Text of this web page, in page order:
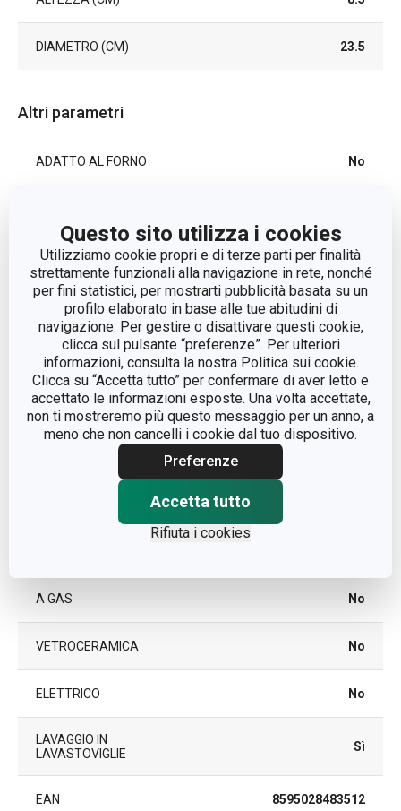
Questo sito utilizza i cookies
Utilizziamo cookie propri e di terze parti per finalità
strettamente funzionali alla navigazione in rete, nonché
per fini statistici, per mostrarti pubblicità basata su un
profilo elaborato in base alle tue abitudini di
navigazione. Per gestire o disattivare questi cookie,
clicca sul pulsante “preferenze”. Per ulteriori
informazioni, consulta la nostra Politica sui cookie.
Clicca su “Accetta tutto” per confermare di aver letto e
accettato le informazioni esposte. Una volta accettate,
non ti mostreremo più questo messaggio per un anno, a
meno che non cancelli i cookie dal tuo dispositivo.
Preferenze
Accetta tutto
Rifiuta i cookies
DIAMETRO (CM) 23.5
Altri parametri
ADATTO AL FORNO No
ADATTO AL
FRIGORIFERO
Sì
CATEGORIA
pentolame per
microonde
LINEA DI PRODOTTO PURITY MicroWave
plastica con trattamento
A GAS No
VETROCERAMICA No
ELETTRICO No
LAVAGGIO IN
LAVASTOVIGLIE
Sì
EAN 8595028483512